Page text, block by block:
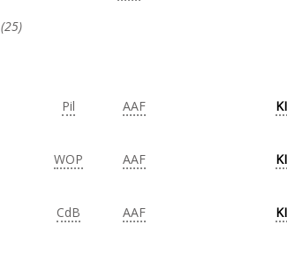
Pil AAF
WOP AAF
CdB AAF